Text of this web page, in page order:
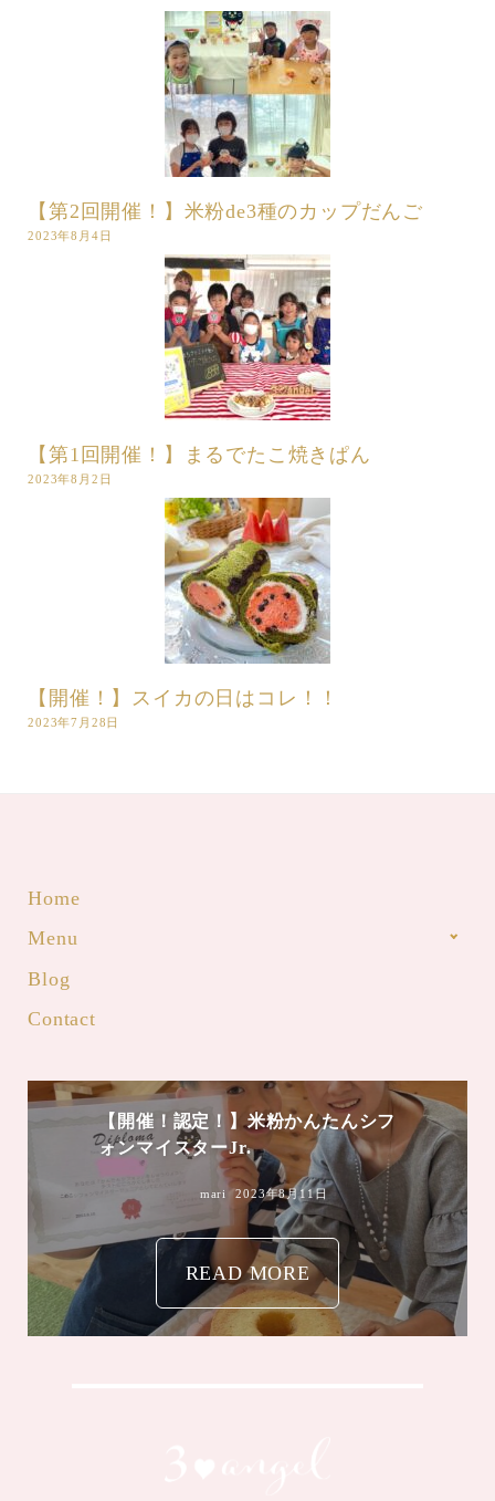
【第2回開催！】米粉de3種のカップだんご
2023年8月4日
【第1回開催！】まるでたこ焼きぱん
2023年8月2日
【開催！】スイカの日はコレ！！
2023年7月28日
Home
Menu
Blog
Contact
【開催！認定！】米粉かんたんシフ
ォンマイスターJr.
mari 2023年8月11日
READ MORE